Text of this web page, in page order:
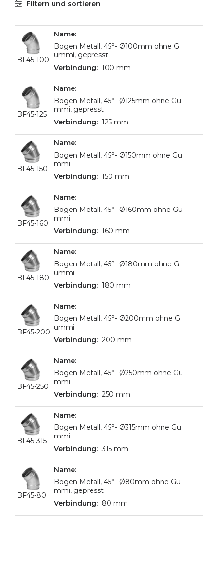
Filtern und sortieren
BF45-100
Bogen Metall, 45°- Ø100mm ohne G
ummi, gepresst
100 mm
BF45-125
Bogen Metall, 45°- Ø125mm ohne Gu
mmi, gepresst
125 mm
BF45-150
Bogen Metall, 45°- Ø150mm ohne Gu
mmi
150 mm
BF45-160
Bogen Metall, 45°- Ø160mm ohne Gu
mmi
160 mm
BF45-180
Bogen Metall, 45°- Ø180mm ohne G
ummi
180 mm
BF45-200
Bogen Metall, 45°- Ø200mm ohne G
ummi
200 mm
BF45-250
Bogen Metall, 45°- Ø250mm ohne Gu
mmi
250 mm
BF45-315
Bogen Metall, 45°- Ø315mm ohne Gu
mmi
315 mm
BF45-80
Bogen Metall, 45°- Ø80mm ohne Gu
mmi, gepresst
80 mm